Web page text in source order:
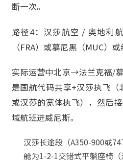
断一次。
路径4：汉莎航空 / 奥地利
（FRA）或慕尼黑（MUC）
实际运营中北京→法兰克福/
是国航代码共享+汉莎执飞（
或汉莎的宽体执飞），然后
域航班进威尼斯。
汉莎长途段（A350-900或
舱为1-2-1交错式平躺座椅